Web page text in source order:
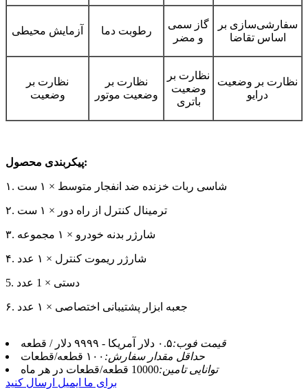
آزمایش محیطی رطوبت دما
گاز سمی
و مضر
سفارشی‌سازی بر
اساس تقاضا
نظارت بر
وضعیت
نظارت بر
وضعیت موتور
نظارت بر
وضعیت
باتری
نظارت بر وضعیت
درایو
پیکربندی محصول:
۱. شاسی ربات خزنده ضد انفجار متوسط ​​× ۱ ست
۲. ترمینال کنترل از راه دور × ۱ ست
۳. شارژر بدنه خودرو × ۱ مجموعه
۴. شارژر ریموت کنترل × ۱ عدد
5. دستی × 1 عدد
۶. جعبه ابزار پشتیبانی اختصاصی × ۱ عدد
قیمت فوب:۰.۵ دلار آمریکا - ۹۹۹۹ دلار / قطعه
حداقل مقدار سفارش: ۱۰۰ قطعه/قطعات
توانایی تامین:10000 قطعه/قطعات در هر ماه
برای ما ایمیل ارسال کنید